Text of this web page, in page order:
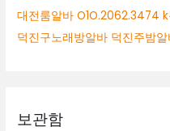
대전룸알바 O1O.2062.3474
덕진구노래방알바 덕진주밤
보관함